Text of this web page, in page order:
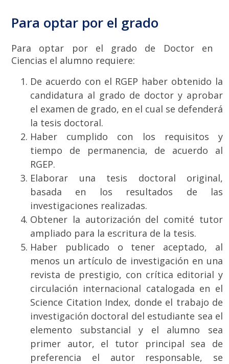
Para optar por el grado
Para optar por el grado de Doctor en
Ciencias el alumno requiere:
De acuerdo con el RGEP haber obtenido la
candidatura al grado de doctor y aprobar
el examen de grado, en el cual se defenderá
la tesis doctoral.
Haber cumplido con los requisitos y
tiempo de permanencia, de acuerdo al
RGEP.
Elaborar una tesis doctoral original,
basada en los resultados de las
investigaciones realizadas.
Obtener la autorización del comité tutor
ampliado para la escritura de la tesis.
Haber publicado o tener aceptado, al
menos un artículo de investigación en una
revista de prestigio, con crítica editorial y
circulación internacional catalogada en el
Science Citation Index, donde el trabajo de
investigación doctoral del estudiante sea el
elemento substancial y el alumno sea
primer autor, el tutor principal sea de
preferencia el autor responsable, se